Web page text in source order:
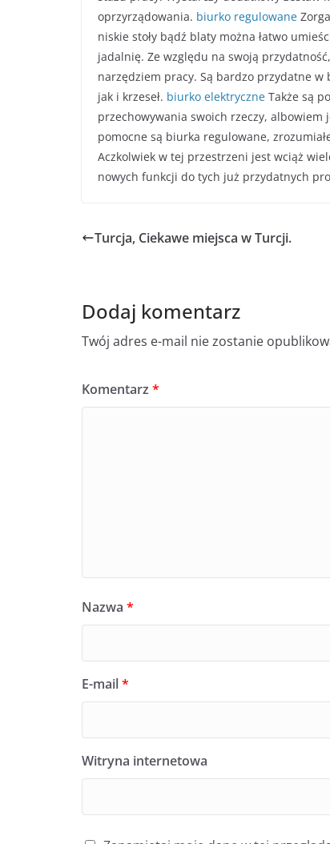
oprzyrządowania. biurko regulowane
niskie stoły bądź blaty można łatwo
jadalnię. Ze względu na swoją
narzędziem pracy. Są bardzo przydatne
jak i krzeseł. biurko elektryczne Także są
przechowywania swoich rzeczy,
pomocne są biurka regulowane,
Aczkolwiek w tej przestrzeni jest wciąż
nowych funkcji do tych już przydatnych
Turcja, Ciekawe miejsca w Turcji.
Dodaj komentarz
Twój adres e-mail nie zostanie
Komentarz *
Nazwa *
E-mail*
Witryna internetowa